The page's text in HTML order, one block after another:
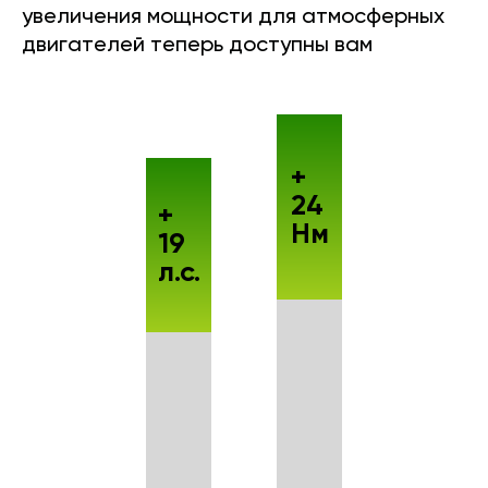
увеличения мощности для атмосферных
двигателей теперь доступны вам
+
19
л.с.
+
24
Нм